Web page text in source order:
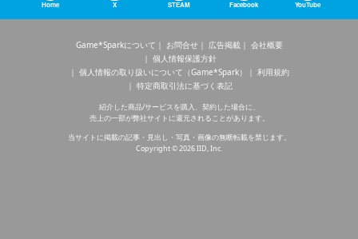
Home X STEAM Facebook YouTube
Game*Sparkについて お問合せ 広告掲載
会社概要
個人情報保護方針
個人情報の取り扱いについて（Game*Spark）
利用規約
特定商取引法に基づく表記
紹介した商品/サービスを購入、契約した場合に、
売上の一部が弊社サイトに還元されることがあります。
当サイトに掲載の記事・見出し・写真・画像の無断転載を禁じます。
Copyright © 2026 IID, Inc.